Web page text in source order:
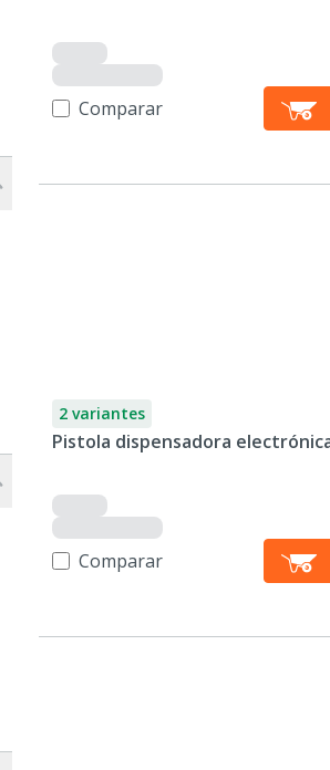
Comparar
2 variantes
Pistola dispensadora
Comparar